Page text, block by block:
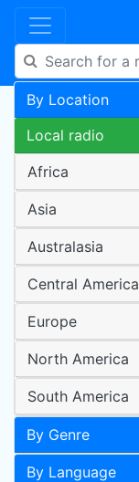
By Location
Local radio
Africa
Asia
Australasia
Central America
Europe
North America
South America
By Genre
By Language